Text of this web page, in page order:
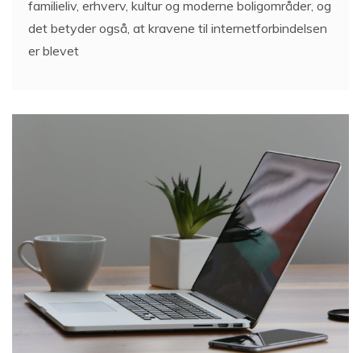
familieliv, erhverv, kultur og moderne boligområder, og
det betyder også, at kravene til internetforbindelsen
er blevet